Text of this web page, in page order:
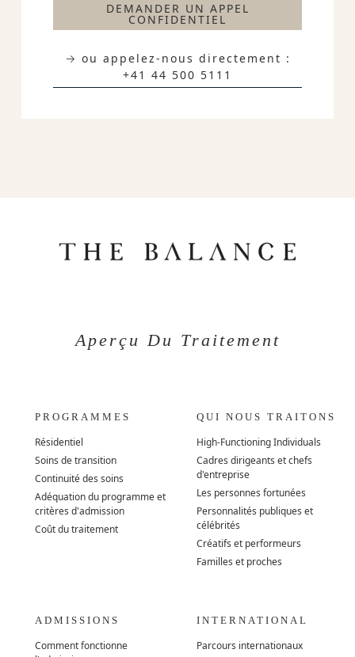
DEMANDER UN APPEL
CONFIDENTIEL
→ ou appelez-nous directement :
+41 44 500 5111
Aperçu Du Traitement
PROGRAMMES
Résidentiel
Soins de transition
Continuité des soins
Adéquation du programme et
critères d'admission
Coût du traitement
QUI NOUS TRAITONS
High-Functioning Individuals
Cadres dirigeants et chefs
d'entreprise
Les personnes fortunées
Personnalités publiques et
célébrités
Créatifs et performeurs
Familles et proches
ADMISSIONS
Comment fonctionne
INTERNATIONAL
Parcours internationaux